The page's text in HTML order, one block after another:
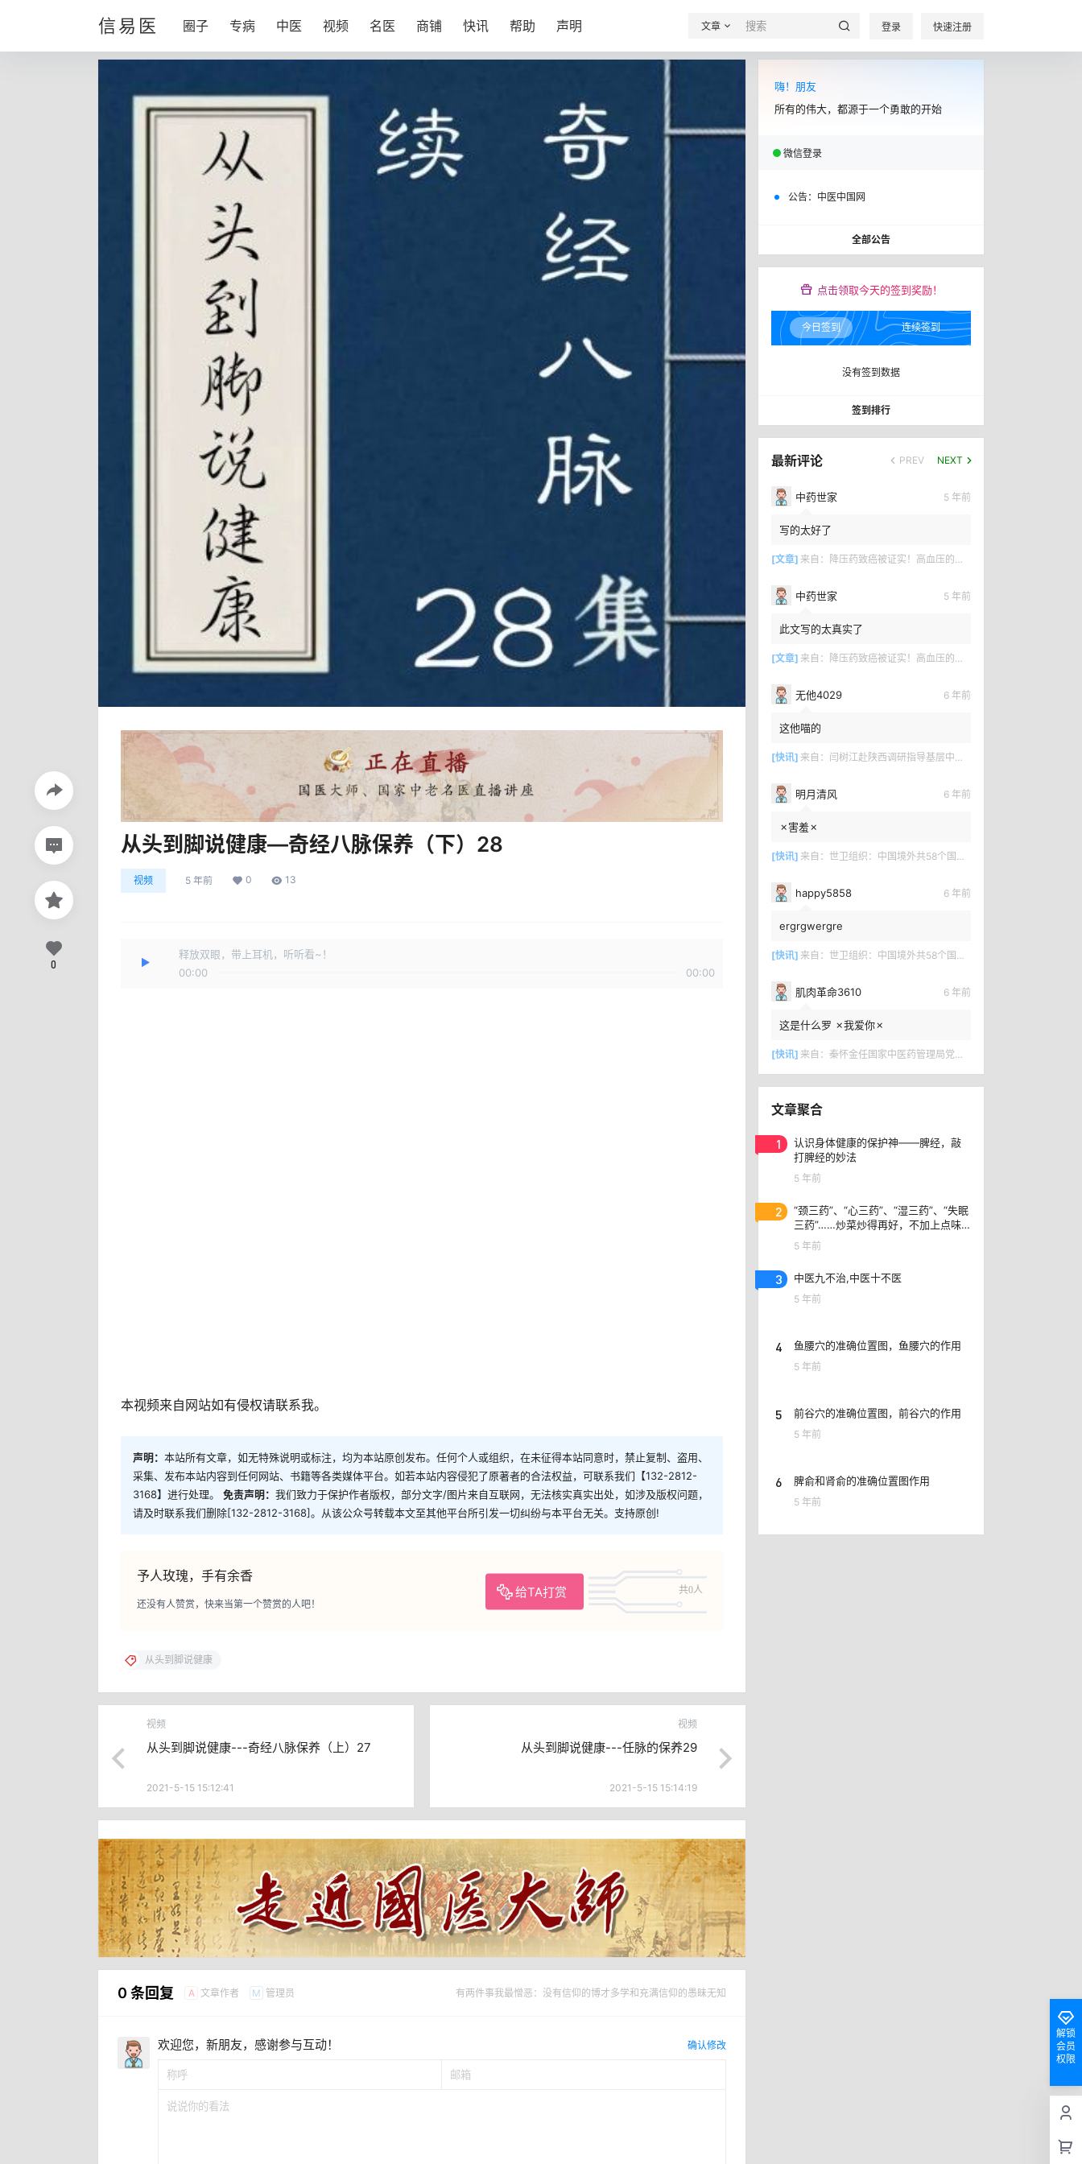
信易医 圈子 专病 中医 视频 名医 商铺 快讯 帮助 声明 文章 登录 快速注册
从头到脚说健康—奇经八脉保养（下）28
视频 5 年前 0 13
释放双眼，带上耳机，听听看~！
00:00
00:00
本视频来自网站如有侵权请联系我。
声明： 本站所有文章，如无特殊说明或标注，均为本站原创发布。任何个人或组织，在未征得本站同意时，禁止复制、盗用、
采集、发布本站内容到任何网站、书籍等各类媒体平台。如若本站内容侵犯了原著者的合法权益，可联系我们【132-2812-
3168】进行处理。 免责声明： 我们致力于保护作者版权，部分文字/图片来自互联网，无法核实真实出处，如涉及版权问题，
请及时联系我们删除[132-2812-3168]。从该公众号转载本文至其他平台所引发一切纠纷与本平台无关。支持原创!
予人玫瑰，手有余香
给TA打赏 共0人
还没有人赞赏，快来当第一个赞赏的人吧！
0
从头到脚说健康
视频
从头到脚说健康---奇经八脉保养（上）27
2021-5-15 15:12:41
视频
从头到脚说健康---任脉的保养29
2021-5-15 15:14:19
0 条回复 A 文章作者 M 管理员 有两件事我最憎恶：没有信仰的博才多学和充满信仰的愚昧无知
欢迎您，新朋友，感谢参与互动！ 确认修改
嗨！朋友
所有的伟大，都源于一个勇敢的开始
微信登录
公告： 中医中国网
全部公告
点击领取今天的签到奖励！
今日签到 连续签到
没有签到数据
签到排行
最新评论 PREV NEXT
中药世家 5 年前
写的太好了
[文章] 来自： 降压药致癌被证实！高血压的百年骗局何时终结？
中药世家 5 年前
此文写的太真实了
[文章] 来自： 降压药致癌被证实！高血压的百年骗局何时终结？
无他4029 6 年前
这他喵的
[快讯] 来自： 闫树江赴陕西调研指导基层中医药工作
明月清风 6 年前
✗害羞✗
[快讯] 来自： 世卫组织：中国境外共58个国家确诊新冠肺炎7169例
happy5858 6 年前
ergrgwergre
[快讯] 来自： 世卫组织：中国境外共58个国家确诊新冠肺炎7169例
肌肉革命3610 6 年前
这是什么罗 ✗我爱你✗
[快讯] 来自： 秦怀金任国家中医药管理局党组成员、副局长
文章聚合
1
认识身体健康的保护神——脾经，敲
打脾经的妙法
5 年前
2
“颈三药”、​“心三药”、“湿三药”、“失眠
三药”……炒菜炒得再好，不加上点味
精味道就是不一样
5 年前
3 中医九不治,中医十不医
5 年前
4 鱼腰穴的准确位置图，鱼腰穴的作用
5 年前
5 前谷穴的准确位置图，前谷穴的作用
5 年前
6 脾俞和肾俞的准确位置图作用
5 年前
解锁
会员
权限